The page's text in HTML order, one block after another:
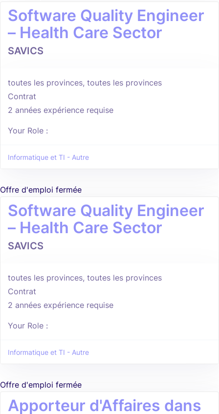
Software Quality Engineer
– Health Care Sector
SAVICS
toutes les provinces, toutes les provinces
Contrat
2 années expérience requise
Your Role :
Informatique et TI - Autre
Offre d'emploi fermée
Software Quality Engineer
– Health Care Sector
SAVICS
toutes les provinces, toutes les provinces
Contrat
2 années expérience requise
Your Role :
Informatique et TI - Autre
Offre d'emploi fermée
Apporteur d'Affaires dans